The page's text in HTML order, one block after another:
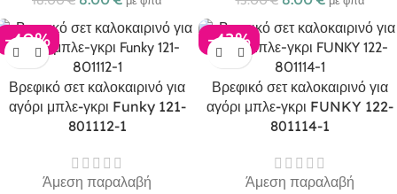
-40%
Βρεφικό σετ καλοκαιρινό για
αγόρι μπλε-γκρι Funky 121-
801112-1
Άμεση παραλαβή
-43%
Βρεφικό σετ καλοκαιρινό για
αγόρι μπλε-γκρι FUNKY 122-
801114-1
Άμεση παραλαβή